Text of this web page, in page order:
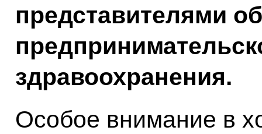
представителями
здравоохранения.
Особое внимание в